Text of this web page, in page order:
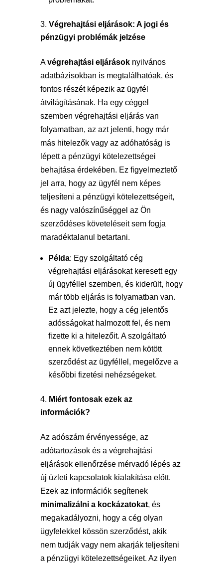
Végrehajtási eljárások: A jogi és
pénzügyi problémák jelzése
Avégrehajtási eljárásoknyilvános
adatbázisokban is megtalálhatóak, és
fontos részét képezik az ügyfél
átvilágításának. Ha egy céggel
szemben végrehajtási eljárás van
folyamatban, az azt jelenti, hogy már
más hitelezők vagy az adóhatóság is
lépett a pénzügyi kötelezettségei
behajtása érdekében. Ez figyelmeztető
jel arra, hogy az ügyfél nem képes
teljesíteni a pénzügyi kötelezettségeit,
és nagy valószínűséggel az Ön
szerződéses követeléseit sem fogja
maradéktalanul betartani.
Példa: Egy szolgáltató cég
végrehajtási eljárásokat keresett egy
új ügyféllel szemben, és kiderült, hogy
már több eljárás is folyamatban van.
Ez azt jelezte, hogy a cég jelentős
adósságokat halmozott fel, és nem
fizette ki a hitelezőit. A szolgáltató
ennek következtében nem kötött
szerződést az ügyféllel, megelőzve a
későbbi fizetési nehézségeket.
Miért fontosak ezek az
információk?
Az adószám érvényessége, az
adótartozások és a végrehajtási
eljárások ellenőrzése mérvadó lépés az
új üzleti kapcsolatok kialakítása előtt.
Ezek az információk segítenek
minimalizálni a kockázatokat, és
megakadályozni, hogy a cég olyan
ügyfelekkel kössön szerződést, akik
nem tudják vagy nem akarják teljesíteni
a pénzügyi kötelezettségeiket. Az ilyen